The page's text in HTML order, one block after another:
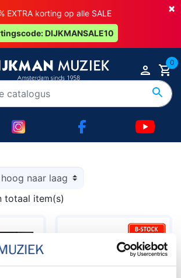
×
EXTRA korting op alle SALE
DIJKMANSALE10
0
totaal item(s)